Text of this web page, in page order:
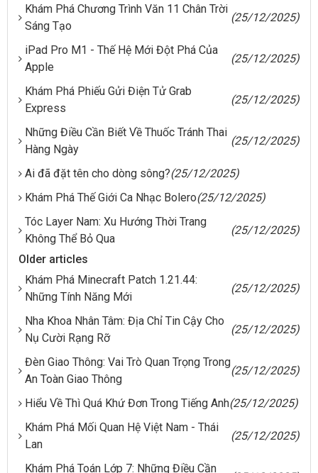
Khám Phá Chương Trình Văn 11 Chân Trời
Sáng Tạo
(25/12/2025)
iPad Pro M1 - Thế Hệ Mới Đột Phá Của
Apple
(25/12/2025)
Khám Phá Phiếu Gửi Điện Tử Grab
Express
(25/12/2025)
Những Điều Cần Biết Về Thuốc Tránh Thai
Hàng Ngày
(25/12/2025)
Ai đã đặt tên cho dòng sông?(25/12/2025)
Khám Phá Thế Giới Ca Nhạc Bolero(25/12/2025)
Tóc Layer Nam: Xu Hướng Thời Trang
Không Thể Bỏ Qua
(25/12/2025)
Older articles
Khám Phá Minecraft Patch 1.21.44:
Những Tính Năng Mới
(25/12/2025)
Nha Khoa Nhân Tâm: Địa Chỉ Tin Cậy Cho
Nụ Cười Rạng Rỡ
(25/12/2025)
Đèn Giao Thông: Vai Trò Quan Trọng Trong
An Toàn Giao Thông
(25/12/2025)
Hiểu Về Thì Quá Khứ Đơn Trong Tiếng Anh(25/12/2025)
Khám Phá Mối Quan Hệ Việt Nam - Thái
Lan
(25/12/2025)
Khám Phá Toán Lớp 7: Những Điều Cần